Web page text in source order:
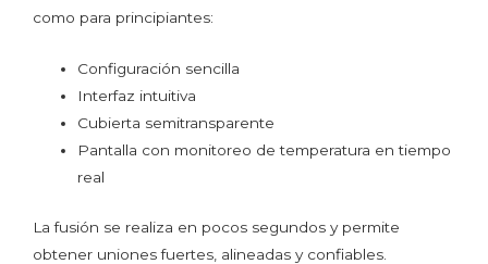
como para principiantes:
Configuración sencilla
Interfaz intuitiva
Cubierta semitransparente
Pantalla con monitoreo de temperatura en tiempo
real
La fusión se realiza en pocos segundos y permite
obtener uniones fuertes, alineadas y confiables.